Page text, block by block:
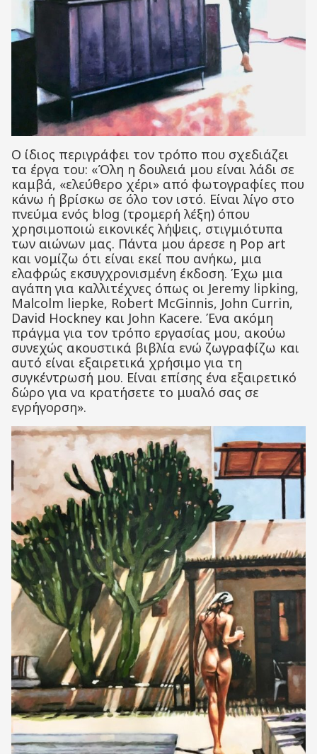
Ο ίδιος περιγράφει τον τρόπο που σχεδιάζει
τα έργα του: «Όλη η δουλειά μου είναι λάδι σε
καμβά, «ελεύθερο χέρι» από φωτογραφίες που
κάνω ή βρίσκω σε όλο τον ιστό. Είναι λίγο στο
πνεύμα ενός blog (τρομερή λέξη) όπου
χρησιμοποιώ εικονικές λήψεις, στιγμιότυπα
των αιώνων μας. Πάντα μου άρεσε η Pop art
και νομίζω ότι είναι εκεί που ανήκω, μια
ελαφρώς εκσυγχρονισμένη έκδοση. Έχω μια
αγάπη για καλλιτέχνες όπως οι Jeremy lipking,
Malcolm liepke, Robert McGinnis, John Currin,
David Hockney και John Kacere. Ένα ακόμη
πράγμα για τον τρόπο εργασίας μου, ακούω
συνεχώς ακουστικά βιβλία ενώ ζωγραφίζω και
αυτό είναι εξαιρετικά χρήσιμο για τη
συγκέντρωσή μου. Είναι επίσης ένα εξαιρετικό
δώρο για να κρατήσετε το μυαλό σας σε
εγρήγορση».